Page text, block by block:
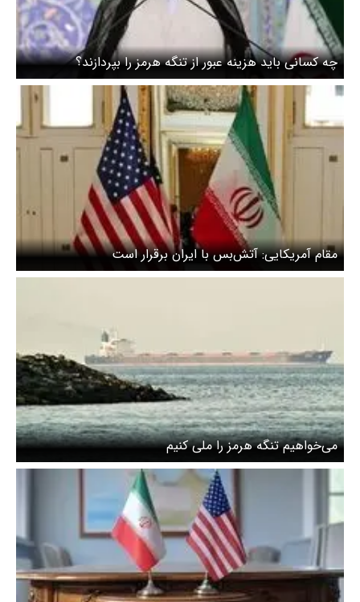
چه کسانی باید هزینه عبور از تنگه هرمز را بپردازند؟
مقام آمریکایی: آتش‌بس با ایران برقرار است
می‌خواهیم تنگه هرمز را ملی کنیم